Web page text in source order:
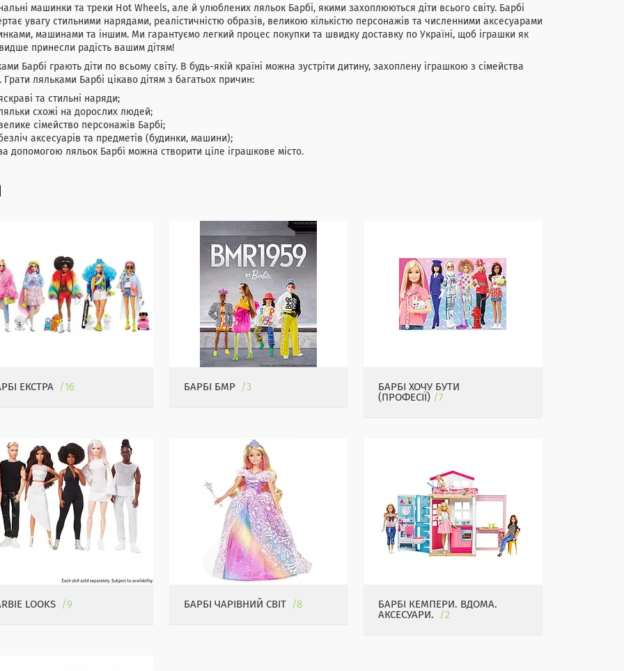
машинки та треки Hot Wheels, але й улюблених ляльок Барбі, якими захоплюються діти всього світу. Барбі
увагу стильними нарядами, реалістичністю образів, великою кількістю персонажів та численними аксесуарами
машинами та іншим. Ми гарантуємо легкий процес покупки та швидку доставку по Україні, щоб іграшки як
принесли радість вашим дітям!
Барбі грають діти по всьому світу. В будь-якій країні можна зустріти дитину, захоплену іграшкою з сімейства
Грати ляльками Барбі цікаво дітям з багатьох причин:
та стильні наряди;
схожі на дорослих людей;
сімейство персонажів Барбі;
аксесуарів та предметів (будинки, машини);
допомогою ляльок Барбі можна створити ціле іграшкове місто.
ЕКСТРА 16 БАРБІ БМР 3
БАРБІ ХОЧУ БУТИ
(ПРОФЕСІЇ)
7
LOOKS 9 БАРБІ ЧАРІВНИЙ СВІТ 8
БАРБІ КЕМПЕРИ. ВДОМА.
АКСЕСУАРИ.
2